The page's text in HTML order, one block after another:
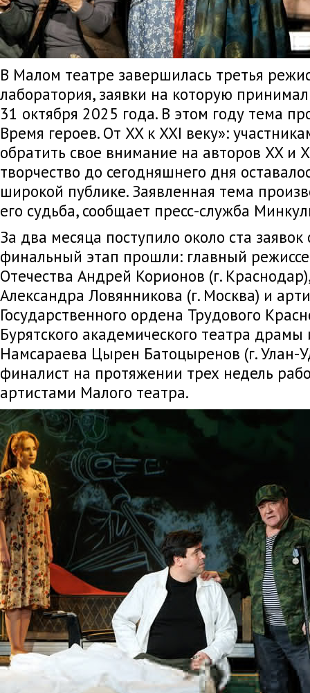
В Малом театре завершилась третья
лаборатория, заявки на которую
31 октября 2025 года. В этом году тема
Время героев. От XX к XXI веку»:
обратить свое внимание на авторов XX и
творчество до сегодняшнего дня
широкой публике. Заявленная тема
его судьба, сообщает пресс-служба
За два месяца поступило около ста заявок
финальный этап прошли: главный
Отечества Андрей Корионов (г.
Александра Ловянникова (г. Москва) и
Государственного ордена Трудового
Бурятского академического театра драмы
Намсараева Цырен Батоцыренов (г. Улан-
финалист на протяжении трех недель
артистами Малого театра.